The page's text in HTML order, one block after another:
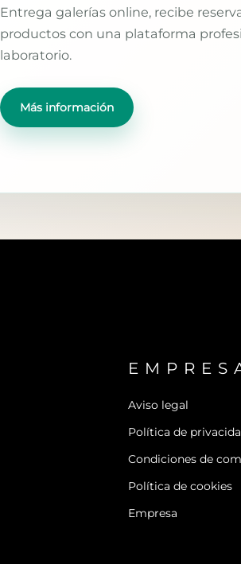
Entrega galerías online, recibe
productos con una plataforma
laboratorio.
Más información
Aviso legal
Política de
Condiciones de
Política de cookies
Empresa